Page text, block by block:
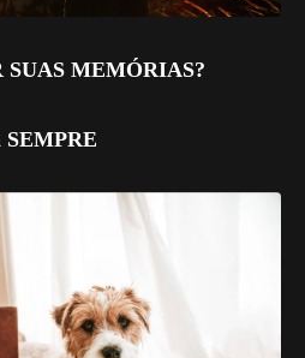
MEMÓRIAS?
SEMPRE